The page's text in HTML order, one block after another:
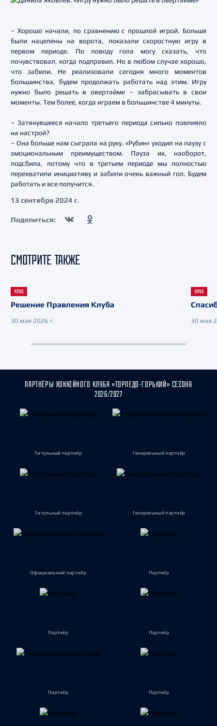
– Хорошо начали, по сравнению с прошлой игрой. Больше
были нацелены на ворота, показали скоростную игру в
первом периоде. По поводу гола могу сказать, что
почувствовал, когда подправил. Но в любом случае хорошо,
что забили. Не реализовали сегодня много моментов
большинства, будем продолжать работать над этим. Игру
нужно было решать в овертайме – забрасывать в свои
моменты. Тем более, когда играем в большинстве 4 минуты.
– Затянувшееся начало третьего периода сильно повлияло
на настрой?
– Она больше нам сыграла на руку. «Рубин» уходил на паузу с
эмоциональным преимуществом. Пауза их, наоборот,
подсбила, потому что в третьем периоде мы полностью
перехватили инициативу и забили очень важный гол. Будем
работать и все получится.
13 сентября 2024 г.
Поделиться:
СМОТРИТЕ ТАКЖЕ
КЛУБ
Решение Правления Клуба
30 мая 2026 г.
КЛУБ
30 мая
ПАРТНЁРЫ ХОККЕЙНОГО КЛУБА «ТОРПЕДО-ГОРЬКИЙ» СЕЗОНА
2026/2027
Титульный партнёр Генеральный партнёр
Титульный партнёр Генеральный партнёр
Официальный партнёр Партнёр
Партнёр Партнёр
Партнёр Партнёр